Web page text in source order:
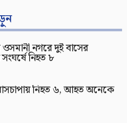
নগরে দুই বাসের
নিহত ৮
নিহত ৬, আহত অনেকে